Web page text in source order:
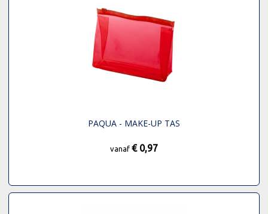
PAQUA - MAKE-UP TAS
vanaf € 0,97